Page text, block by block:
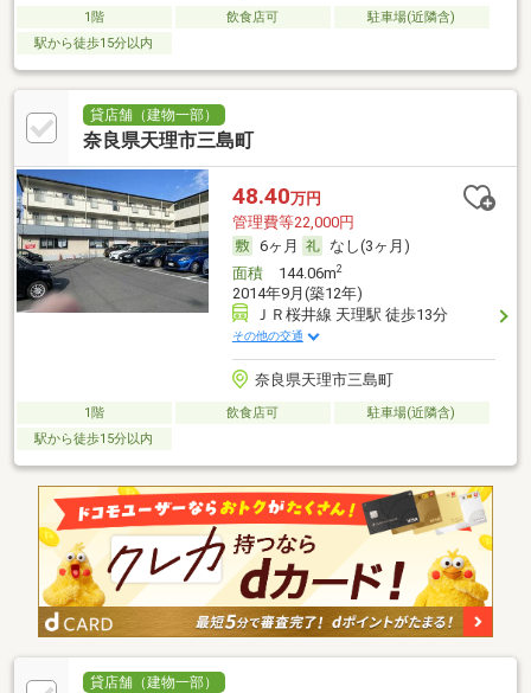
1階 飲食店可
駐車場(近隣含)
駅から徒歩15分以内
貸店舗（建物一部）
奈良県天理市三島町
48.40万円
管理費等22,000円
6ヶ月
なし(3ヶ月)
面積144.06m2
2014年9月(築12年)
ＪＲ桜井線 天理駅 徒歩13分
その他の交通
奈良県天理市三島町
1階 飲食店可
駐車場(近隣含)
駅から徒歩15分以内
貸店舗（建物一部）